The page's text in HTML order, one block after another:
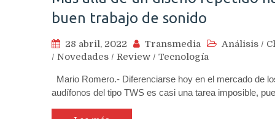
buen trabajo de sonido
28 abril, 2022 Transmedia Análisis /
/ Novedades / Review / Tecnología
Mario Romero.- Diferenciarse hoy en el mercado de
audífonos del tipo TWS es casi una tarea imposible,